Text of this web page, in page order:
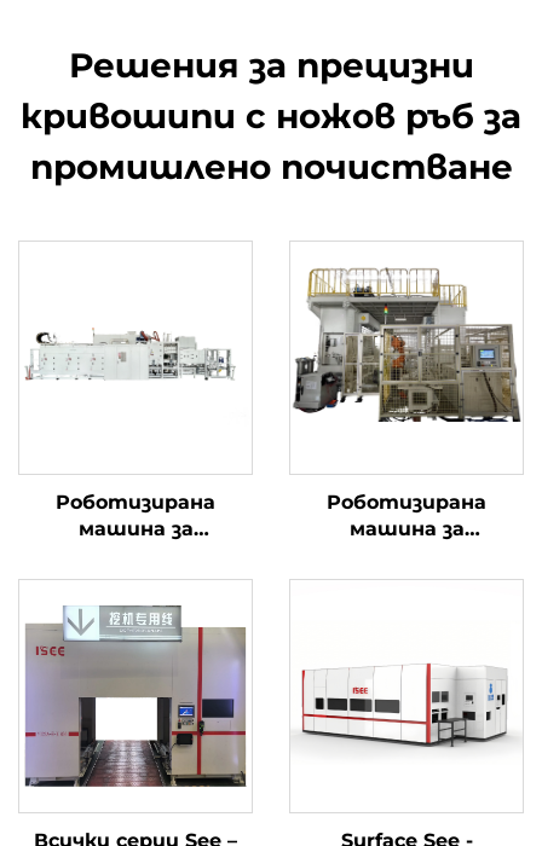
Решения за прецизни
кривошипи с ножов ръб за
промишлено почистване
Роботизирана
машина за
високо налягане
Роботизирана
машина за
прецизност на
Всички серии See – Surface See -